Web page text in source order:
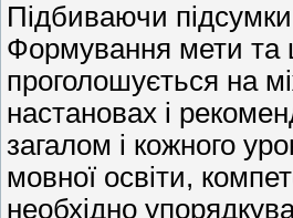
Підбиваючи
Формування мети та
проголошується на
настановах і
загалом і кожного
мовної освіти,
необхідно